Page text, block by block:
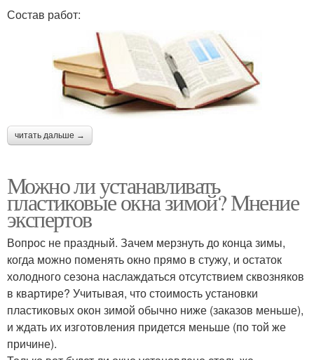
Состав работ:
читать дальше →
Можно ли устанавливать
пластиковые окна зимой? Мнение
экспертов
Вопрос не праздный. Зачем мерзнуть до конца зимы,
когда можно поменять окно прямо в стужу, и остаток
холодного сезона наслаждаться отсутствием сквозняков
в квартире? Учитывая, что стоимость установки
пластиковых окон зимой обычно ниже (заказов меньше),
и ждать их изготовления придется меньше (по той же
причине).